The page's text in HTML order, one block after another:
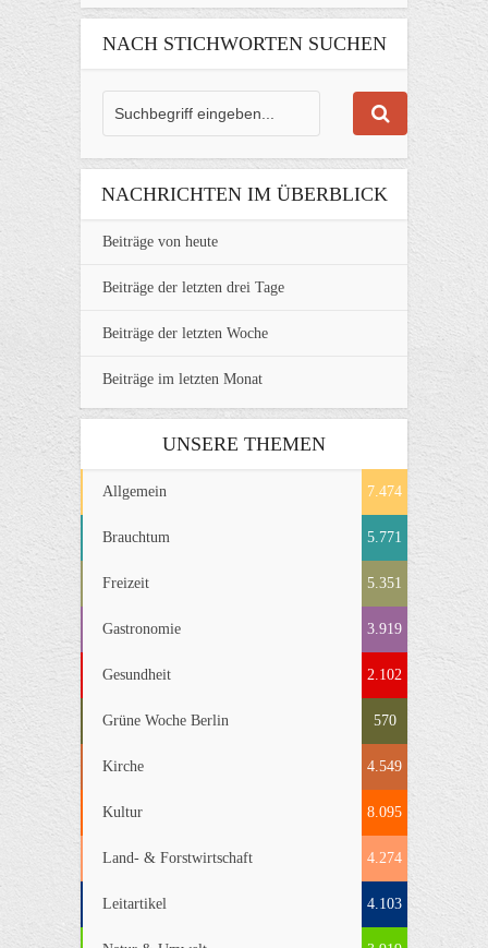
NACH STICHWORTEN SUCHEN
NACHRICHTEN IM ÜBERBLICK
Beiträge von heute
Beiträge der letzten drei Tage
Beiträge der letzten Woche
Beiträge im letzten Monat
UNSERE THEMEN
Allgemein 7.474
Brauchtum 5.771
Freizeit 5.351
Gastronomie 3.919
Gesundheit 2.102
Grüne Woche Berlin 570
Kirche 4.549
Kultur 8.095
Land- & Forstwirtschaft 4.274
Leitartikel 4.103